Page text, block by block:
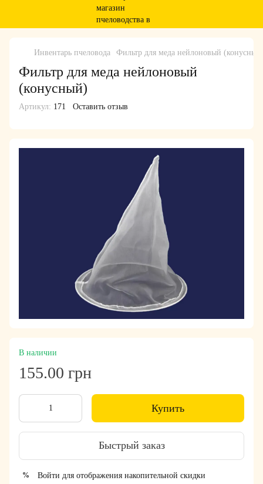
Инвентарь пчеловода Фильтр для меда нейлоновый
Фильтр для меда нейлоновый
(конусный)
Артикул: 171 Оставить отзыв
В наличии
155.00 грн
Купить
Быстрый заказ
% Войти для отображения накопительной скидки